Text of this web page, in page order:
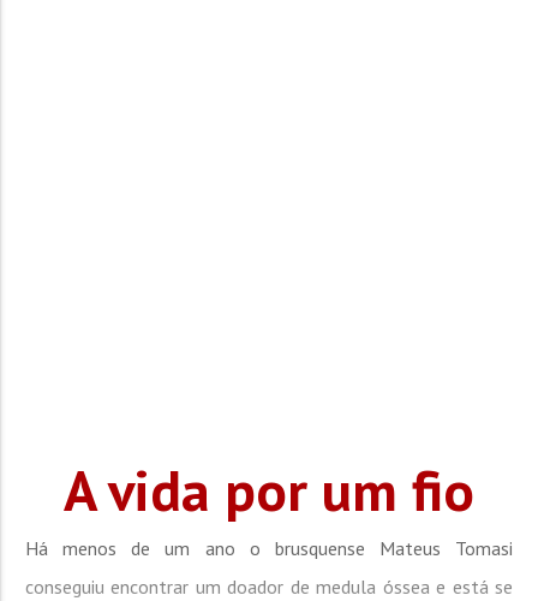
A vida por um fio
Há menos de um ano o brusquense Mateus Tomasi
conseguiu encontrar um doador de medula óssea e está se